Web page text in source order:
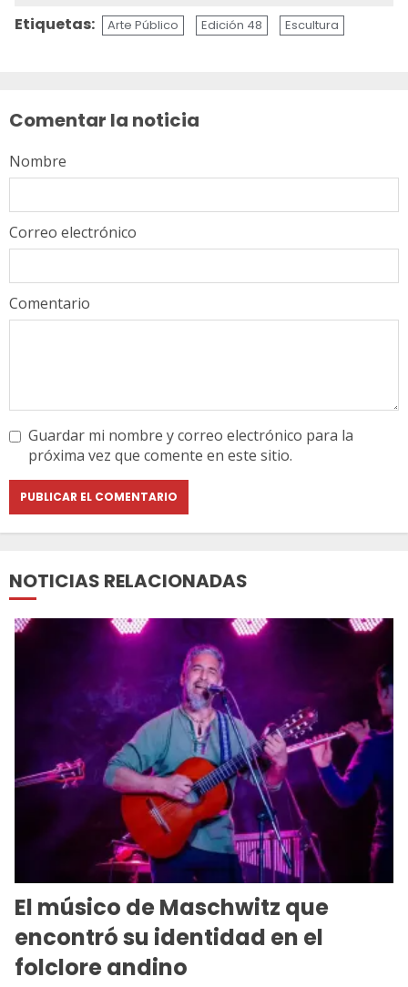
Etiquetas: Arte Público Edición 48 Escultura
Comentar la noticia
Comentario
Nombre
Correo electrónico
Guardar mi nombre y correo electrónico para la
próxima vez que comente en este sitio.
NOTICIAS RELACIONADAS
El músico de Maschwitz que
encontró su identidad en el
folclore andino